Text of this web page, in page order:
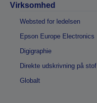
Virksomhed
Websted for ledelsen
Epson Europe Electronics
Digigraphie
Direkte udskrivning på stof
Globalt